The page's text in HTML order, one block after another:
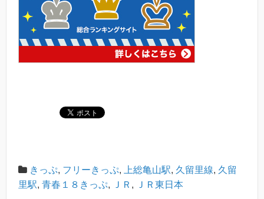
きっぷ, フリーきっぷ, 上総亀山駅, 久留里線, 久留
里駅, 青春１８きっぷ, ＪＲ , ＪＲ東日本